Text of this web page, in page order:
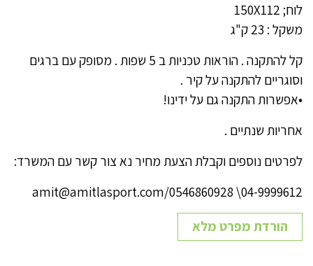
לוח; 150X112
משקל : 23 ק"ג
קל להתקנה . הוראות טכניות ב 5 שפות . מסופק עם ברגים
וסוגריים להתקנה על קיר .
•אפשרות התקנה גם על ידינו!
אחריות שנתיים .
לפרטים נוספים וקבלת הצעת מחיר נא צור קשר עם המשרד:
04-9999612\ 0546860928/amit@amitlasport.com
הורדת מפרט מלא